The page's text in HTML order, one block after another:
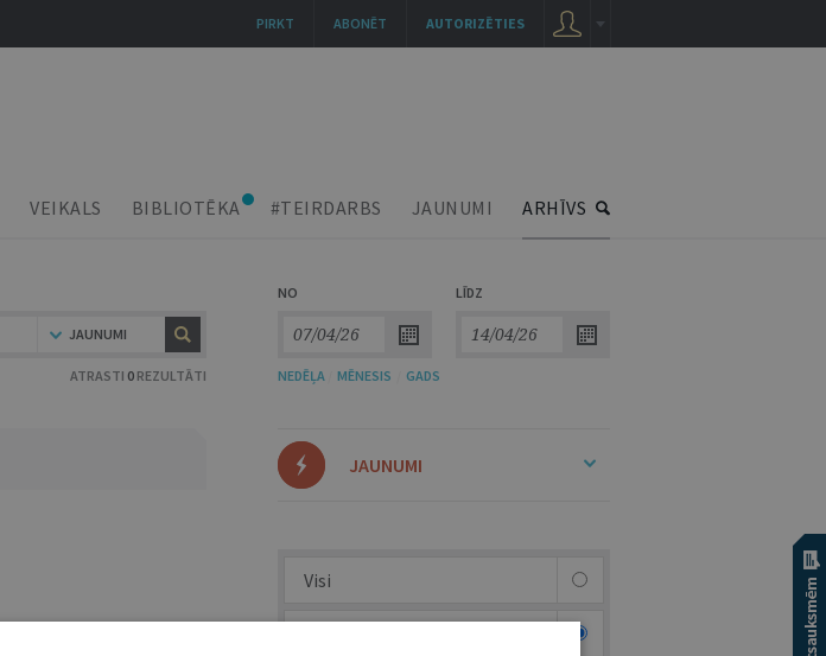
VEIKALS BIBLIOTĒKA #TEIRDARBS JAUNUMI ARHĪVS
JAUNUMI
ATRASTI 0 REZULTĀTI
NO LĪDZ
NEDĒĻA MĒNESIS GADS
JAUNUMI
Visi
AUTORIZĒTIES
ABONĒT
PIRKT